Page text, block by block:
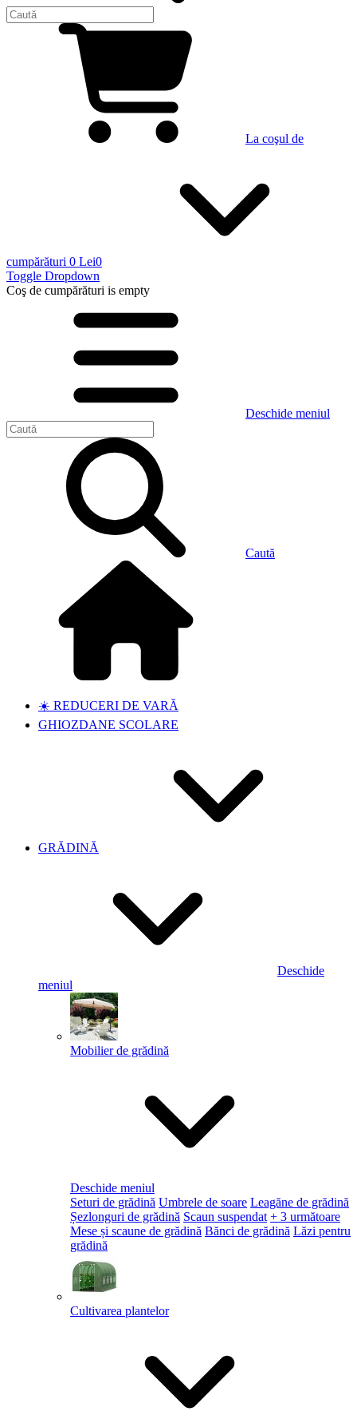
La coşul de
cumpărături 0 Lei0
Toggle Dropdown
Coş de cumpărături is empty
Deschide meniul
Caută
☀️ REDUCERI DE VARĂ
GHIOZDANE SCOLARE
GRĂDINĂ
Deschide
meniul
Mobilier de grădină
Deschide meniul
Seturi de grădină Umbrele de soare Leagăne de grădină
Șezlonguri de grădină Scaun suspendat + 3 următoare
Mese și scaune de grădină Bănci de grădină Lăzi pentru
grădină
Cultivarea plantelor